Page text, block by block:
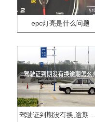
epc灯亮是什么问题
驾驶证到期没有换,逾期怎么办??